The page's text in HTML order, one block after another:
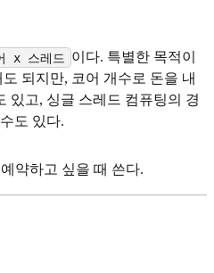
x 스레드
이다. 특별한 목적이
되지만, 코어 개수로 돈을 내
있고, 싱글 스레드 컴퓨팅의 경
도 있다.
약하고 싶을 때 쓴다.